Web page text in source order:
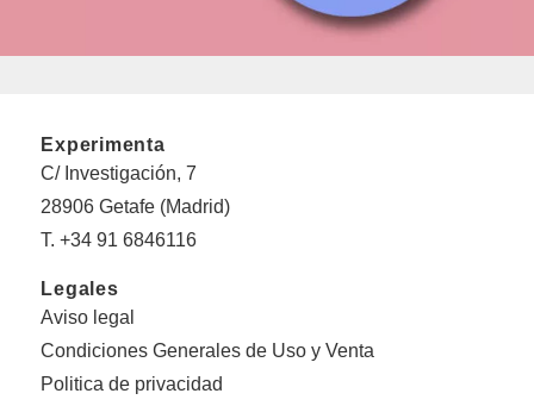
Experimenta
C/ Investigación, 7
28906 Getafe (Madrid)
T. +34 91 6846116
Legales
Aviso legal
Condiciones Generales de Uso y Venta
Politica de privacidad